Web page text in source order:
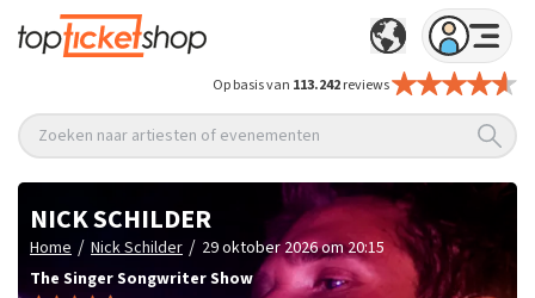
Op basis van 113.242reviews
Zoeken naar artiesten of evenementen
NICK SCHILDER
Home / Nick Schilder / 29 oktober 2026 om 20:15
The Singer Songwriter Show